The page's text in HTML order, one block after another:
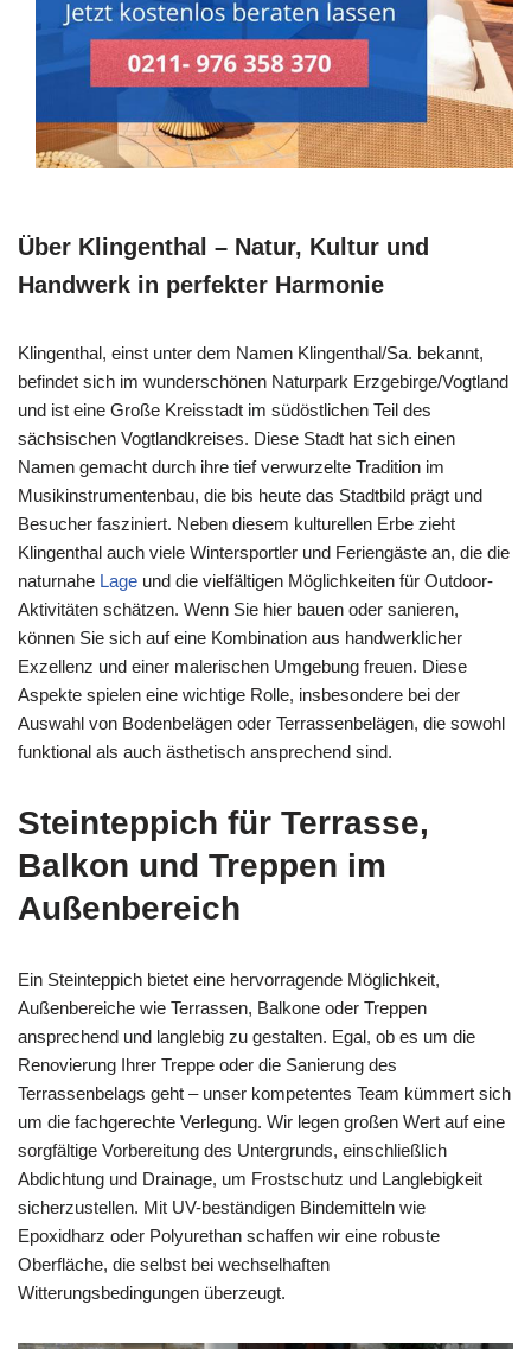
Über Klingenthal – Natur, Kultur und
Handwerk in perfekter Harmonie
Klingenthal, einst unter dem Namen Klingenthal/Sa. bekannt,
befindet sich im wunderschönen Naturpark Erzgebirge/Vogtland
und ist eine Große Kreisstadt im südöstlichen Teil des
sächsischen Vogtlandkreises. Diese Stadt hat sich einen
Namen gemacht durch ihre tief verwurzelte Tradition im
Musikinstrumentenbau, die bis heute das Stadtbild prägt und
Besucher fasziniert. Neben diesem kulturellen Erbe zieht
Klingenthal auch viele Wintersportler und Feriengäste an, die die
naturnahe Lage und die vielfältigen Möglichkeiten für Outdoor-
Aktivitäten schätzen. Wenn Sie hier bauen oder sanieren,
können Sie sich auf eine Kombination aus handwerklicher
Exzellenz und einer malerischen Umgebung freuen. Diese
Aspekte spielen eine wichtige Rolle, insbesondere bei der
Auswahl von Bodenbelägen oder Terrassenbelägen, die sowohl
funktional als auch ästhetisch ansprechend sind.
Steinteppich für Terrasse,
Balkon und Treppen im
Außenbereich
Ein Steinteppich bietet eine hervorragende Möglichkeit,
Außenbereiche wie Terrassen, Balkone oder Treppen
ansprechend und langlebig zu gestalten. Egal, ob es um die
Renovierung Ihrer Treppe oder die Sanierung des
Terrassenbelags geht – unser kompetentes Team kümmert sich
um die fachgerechte Verlegung. Wir legen großen Wert auf eine
sorgfältige Vorbereitung des Untergrunds, einschließlich
Abdichtung und Drainage, um Frostschutz und Langlebigkeit
sicherzustellen. Mit UV-beständigen Bindemitteln wie
Epoxidharz oder Polyurethan schaffen wir eine robuste
Oberfläche, die selbst bei wechselhaften
Witterungsbedingungen überzeugt.